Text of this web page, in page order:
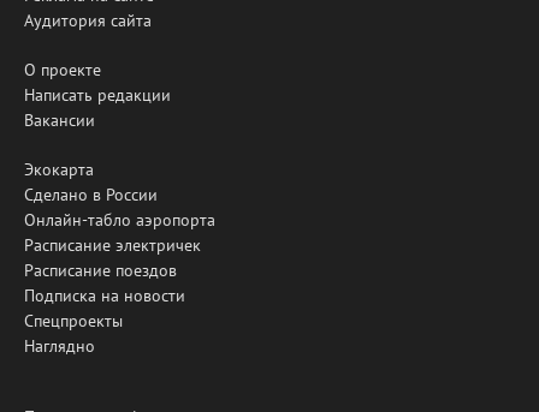
Аудитория сайта
О проекте
Написать редакции
Вакансии
Экокарта
Сделано в России
Онлайн-табло аэропорта
Расписание электричек
Расписание поездов
Подписка на новости
Спецпроекты
Наглядно